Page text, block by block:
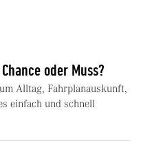
oder Muss?
Alltag, Fahrplanauskunft,
einfach und schnell